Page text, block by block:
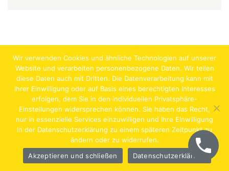
Jobs Lehrstellen Impressum AGB Datenschutz
Hentschläger Bau GmbH – A-4222 Langenstein,
Wir verwenden Cookies und ähnliche Technologien auf unserer
Website und verarbeiten personenbezogene Daten. Wir teilen
diese Daten auch mit Dritten. Die Datenverarbeitung kann mit
Ihrer Einwilligung oder auf Basis eines berechtigten Interesses
erfolgen, dem Sie in den individuellen Privatsphäre-
Einstellungen widersprechen können. Sie haben das Recht,
nur in essenzielle Services einzuwilligen und Ihre Einwilligung
in der Datenschutzerklärung zu einem späteren Zeitpunkt zu
ändern oder zu widerrufen.
Akzeptieren und schließen
Datenschutzerklärung